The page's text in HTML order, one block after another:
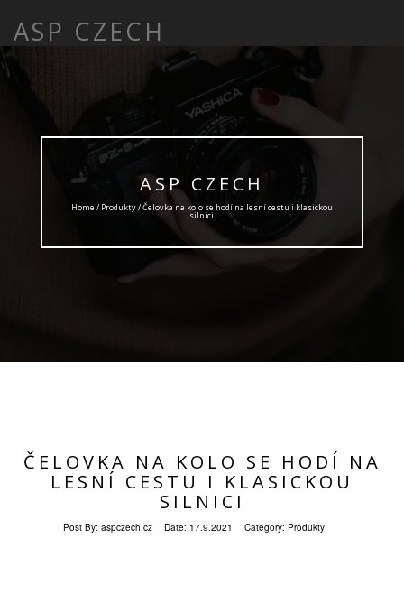
ASP CZECH
ASP CZECH
Home / Produkty/ Čelovka na kolo se hodí na lesní cestu i klasickou
silnici
ČELOVKA NA KOLO SE HODÍ NA
LESNÍ CESTU I KLASICKOU
SILNICI
Post By: aspczech.cz Date: 17.9.2021 Category: Produkty